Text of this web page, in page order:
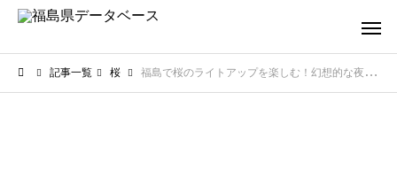
記事一覧 桜 福島で桜のライトアップを楽しむ！幻想的な夜桜の美しさに酔いしれる春の夜